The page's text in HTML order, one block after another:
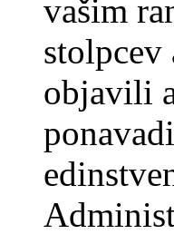
vašim
objavili